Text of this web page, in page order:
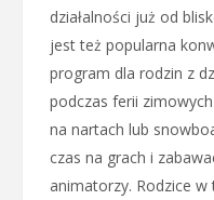
działalności już od
jest też popularna
program dla rodzin z
podczas ferii
na nartach lub
czas na grach i
animatorzy. Rodzice